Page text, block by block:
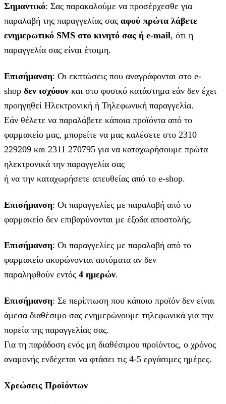
Σημαντικό: Σας παρακαλούμε να προσέρχεσθε για
παραλαβή της παραγγελίας σας αφού πρώτα λάβετε
ενημερωτικό SMS στο κινητό σας ή e-mail, ότι η
παραγγελία σας είναι έτοιμη.
Επισήμανση: Οι εκπτώσεις που αναγράφονται στο e-
shop δεν ισχύουν και στο φυσικό κατάστημα εάν δεν έχει
προηγηθεί Ηλεκτρονική ή Τηλεφωνική παραγγελία.
Εάν θέλετε να παραλάβετε κάποια προϊόντα από το
φαρμακείο μας, μπορείτε να μας καλέσετε στο 2310
229209 και 2311 270795 για να καταχωρήσουμε πρώτα
ηλεκτρονικά την παραγγελία σας
ή να την καταχωρήσετε απευθείας από το e-shop.
Επισήμανση: Οι παραγγελίες με παραλαβή από το
φαρμακείο δεν επιβαρύνονται με έξοδα αποστολής.
Επισήμανση: Οι παραγγελίες με παραλαβή από το
φαρμακείο ακυρώνονται αυτόματα αν δεν
παραληφθούν εντός 4 ημερών.
Επισήμανση: Σε περίπτωση που κάποιο προϊόν δεν είναι
άμεσα διαθέσιμο σας ενημερώνουμε τηλεφωνικά για την
πορεία της παραγγελίας σας.
Για τη παράδοση ενός μη διαθέσιμου προϊόντος, ο χρόνος
αναμονής ενδέχεται να φτάσει τις 4-5 εργάσιμες ημέρες.
Χρεώσεις Προϊόντων